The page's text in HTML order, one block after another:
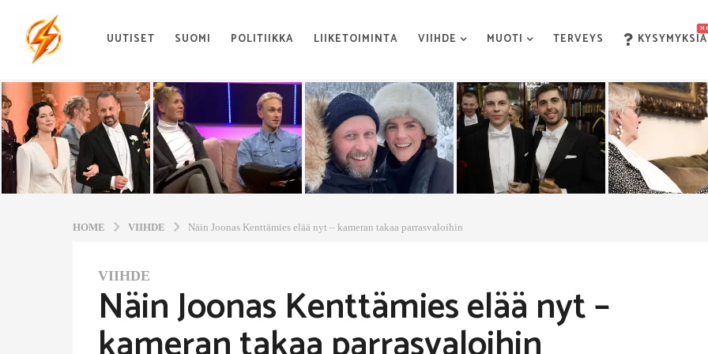
UUTISET SUOMI POLITIIKKA LIIKETOIMINTA VIIHDE MUOTI TERVEYS KYSYMYKSIÄ
HOME VIIHDE Näin Joonas Kenttämies elää nyt – kameran takaa parrasvaloihin
1
y
a
VIIHDE
Näin Joonas Kenttämies elää nyt –